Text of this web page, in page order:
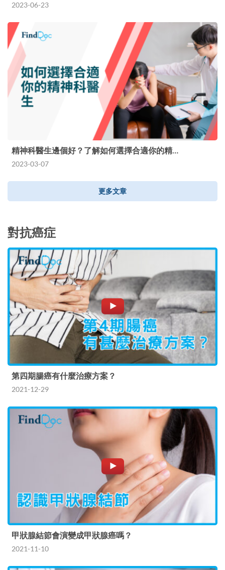
2023-06-23
精神科醫生邊個好？了解如何選擇合適你的精…
2023-03-07
更多文章
對抗癌症
第四期腸癌有什麼治療方案？
2021-12-29
甲狀腺結節會演變成甲狀腺癌嗎？
2021-11-10